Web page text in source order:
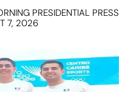
PRESIDENTIAL PRESS
7, 2026